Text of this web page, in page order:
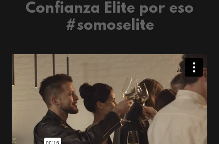
Confianza Elite por eso
#somoselite